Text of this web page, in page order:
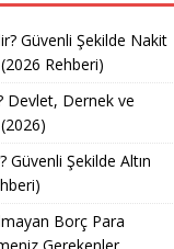
Güvenli Şekilde Nakit
Rehberi)
Devlet, Dernek ve
Güvenli Şekilde Altın
Borç Para
Gerekenler